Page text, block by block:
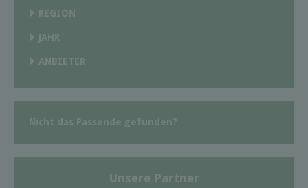
REGION
JAHR
ANBIETER
Nicht das Passende gefunden?
Unsere Partner